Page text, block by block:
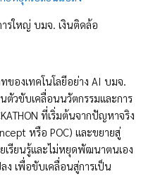
รใหญ่ บมจ. เงินติดล้อ
องเทคโนโลยีอย่าง AI บมจ.
ตัวขับเคลื่อนนวัตกรรมและการ
ที่เริ่มต้นจากปัญหาจริง
หรือ POC) และขยายสู่
เรียนรู้และไม่หยุดพัฒนาตนเอง
ง เพื่อขับเคลื่อนสู่การเป็น